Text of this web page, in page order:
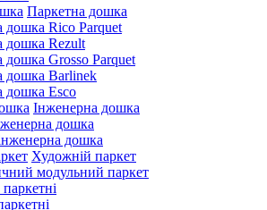
Паркетна дошка
дошка Rico Parquet
дошка Rezult
дошка Grosso Parquet
дошка Barlinek
дошка Esco
Інженерна дошка
дошка
дошка
Художній паркет
модульний паркет